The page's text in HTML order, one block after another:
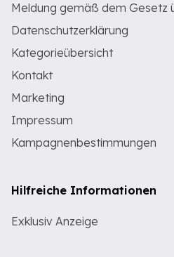
Meldung gemäß dem Gesetz
Datenschutzerklärung
Kategorieübersicht
Kontakt
Marketing
Impressum
Kampagnenbestimmungen
Hilfreiche Informationen
Exklusiv Anzeige